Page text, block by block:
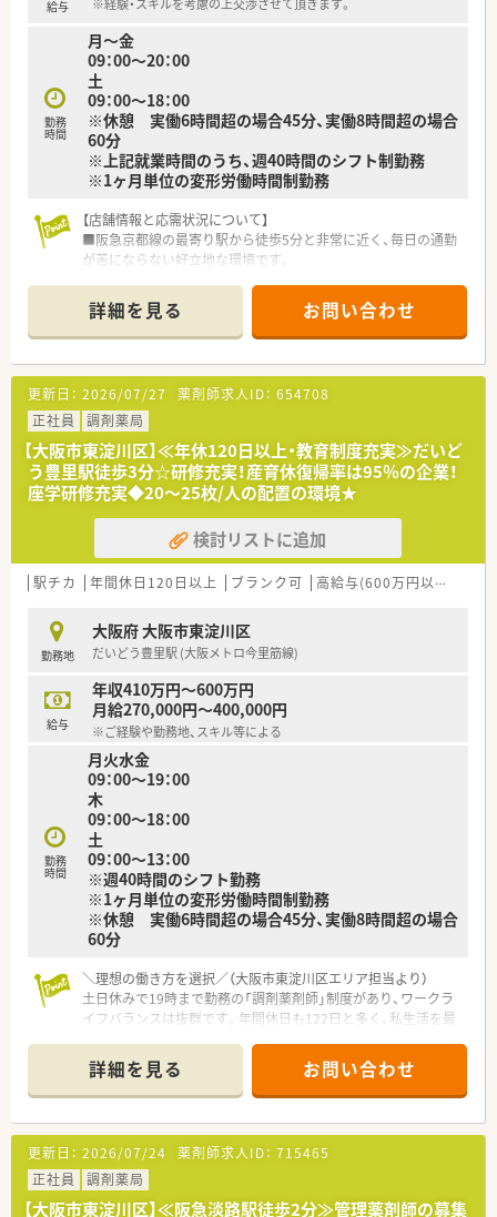
給与 ※経験・スキルを考慮の上交渉させて頂きます。
勤務
時間
月～金
09：00～20：00
土
09：00～18：00
※休憩 実働6時間超の場合45分、実働8時間超の場合
60分
※上記就業時間のうち、週40時間のシフト制勤務
※1ヶ月単位の変形労働時間制勤務
【店舗情報と応需状況について】
■阪急京都線の最寄り駅から徒歩5分と非常に近く、毎日の通勤
が苦にならない好立地な環境です。
日平均40～50枚を応需しています。
■薬剤師は常時3名体制で業務にあたっており、協力しながら安
心して働ける人員配置となっています。
【求人情報について】
■年収は500万円から600万円の範囲で相談可能であり、経験や
スキルを適正に評価いたします。
■管理薬剤師や薬局長としての経験がある方は優遇され、高待遇
でのスタートも十分に可能です。
■年間休日は120日以上に加えてリフレッシュ休暇もあり、プラ
イベートの時間も大切にできます。
【勤務実態について】
■有給休暇の取得を積極的に推奨しており、リフレッシュ休暇と
合わせて長期連休の取得も可能です。
ークライフバランスを保てます。
■1分単位で残業代が計算されるなど、働いた分がしっかりと給
与に反映される仕組みがあります。
詳細を見る お問い合わせ
更新日： 2026/07/27 薬剤師求人ID： 654708
正社員
調剤薬局
【大阪市東淀川区】≪年休120日以上・教育制度充実≫だいど
う豊里駅徒歩3分☆研修充実！産育休復帰率は95％の企業！
座学研修充実◆20～25枚/人の配置の環境★
検討リストに追加
駅チカ 年間休日120日以上 ブランク可 高給与(600万円以上)
勤務地
大阪府 大阪市東淀川区
だいどう豊里駅 (大阪メトロ今里筋線)
給与
年収410万円～600万円
月給270,000円～400,000円
※ご経験や勤務地、スキル等による
勤務
時間
月火水金
09：00～19：00
木
09：00～18：00
土
09：00～13：00
※週40時間のシフト勤務
※1ヶ月単位の変形労働時間制勤務
※休憩 実働6時間超の場合45分、実働8時間超の場合
60分
＼理想の働き方を選択／（大阪市東淀川区エリア担当より）
土日休みで19時まで勤務の「調剤薬剤師」制度があり、ワークラ
イフバランスは抜群です。年間休日も122日と多く、私生活を最
＊------------------------------------------＊
【店舗情報と応需状況について】
■大阪メトロ今里筋線のだいどう豊里駅から徒歩3分という抜群
の好立地にあり、悪天候の日でも毎日の通勤が非常に快適です。
■近隣の藤本クリニックより内科や小児科の処方箋を1日平均
40枚から50枚応需しており、地域に密着した医療を提供してい
ます。
詳細を見る お問い合わせ
更新日： 2026/07/24 薬剤師求人ID： 715465
正社員
調剤薬局
【大阪市東淀川区】≪阪急淡路駅徒歩2分≫管理薬剤師の募集